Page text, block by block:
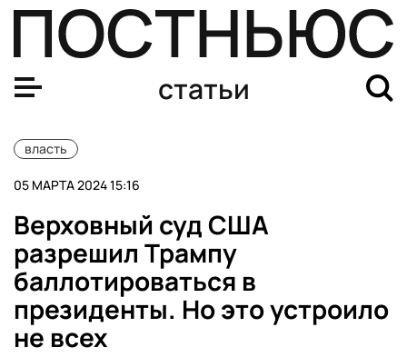
статьи
власть
05 МАРТА 2024 15:16
Верховный суд США
разрешил Трампу
баллотироваться в
президенты. Но это устроило
не всех
Разговор офицеров бундесвера об ударе по